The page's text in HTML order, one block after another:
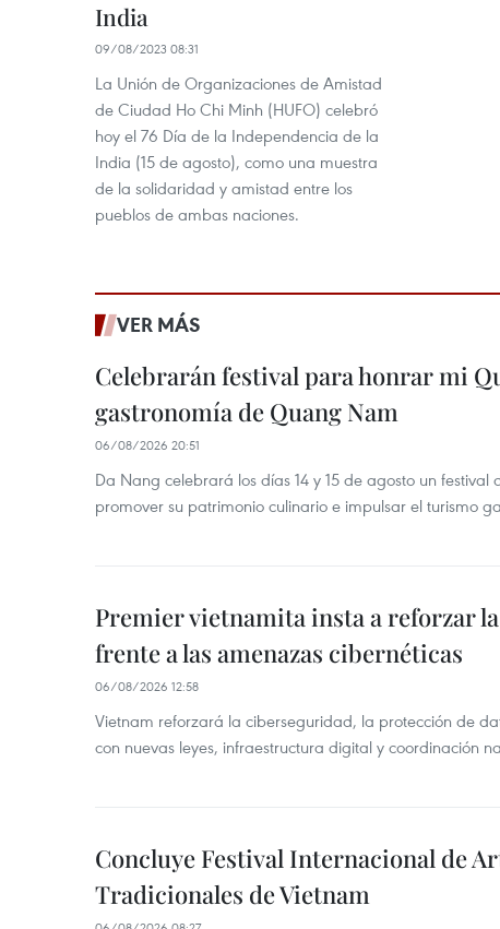
India
09/08/2023 08:31
La Unión de Organizaciones de Amistad
de Ciudad Ho Chi Minh (HUFO) celebró
hoy el 76 Día de la Independencia de la
India (15 de agosto), como una muestra
de la solidaridad y amistad entre los
pueblos de ambas naciones.
VER MÁS
Celebrarán festival para honrar mi
gastronomía de Quang Nam
06/08/2026 20:51
Da Nang celebrará los días 14 y 15 de agosto un
promover su patrimonio culinario e impulsar el turismo
Premier vietnamita insta a reforzar
frente a las amenazas cibernéticas
06/08/2026 12:58
Vietnam reforzará la ciberseguridad, la protección de
con nuevas leyes, infraestructura digital y coordinación
Concluye Festival Internacional de
Tradicionales de Vietnam